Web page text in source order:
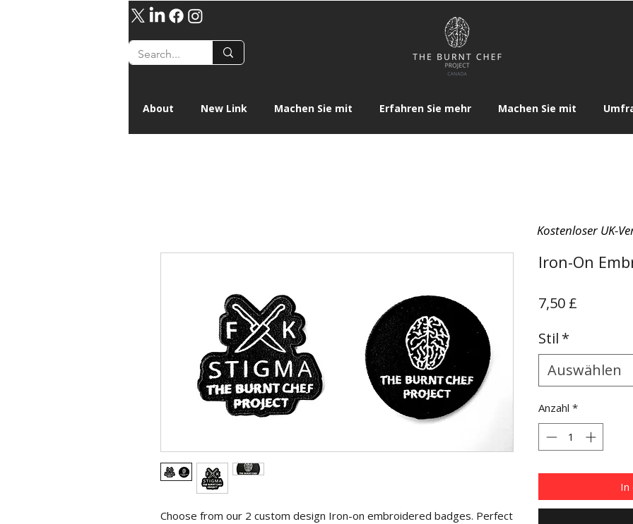
About New Link Machen Sie mit Erfahren Sie mehr Machen Sie mit
Kostenloser UK-
Choose from our 2 custom design Iron-on embroidered badges. Perfect
Iron-On
7,50 £
Stil *
Auswählen
Anzahl *
In